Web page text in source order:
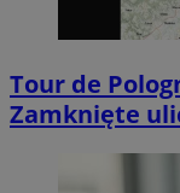
Tour de
Zamknięte